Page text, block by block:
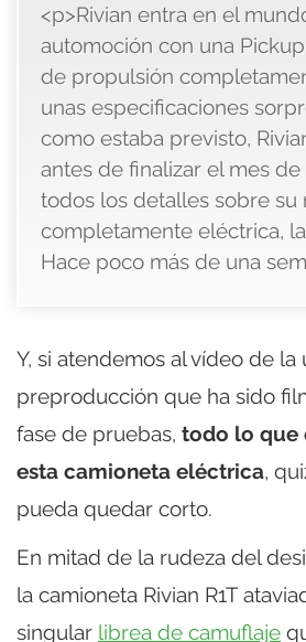
<p>Rivian entra en el
automoción con una
de propulsión
unas especificaciones
como estaba previsto,
antes de finalizar el mes
todos los detalles sobre su
completamente eléctrica, la
Hace poco más de una
Y, si atendemos al vídeo de la
preproducción que ha sido
fase de pruebas, todo lo que
esta camioneta eléctrica,
pueda quedar corto.
En mitad de la rudeza del
la camioneta Rivian R1T
singular librea de camuflaje